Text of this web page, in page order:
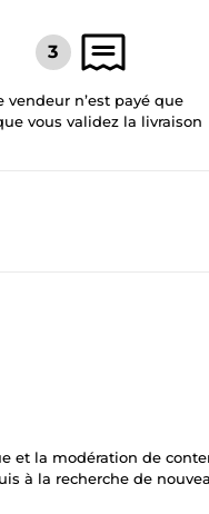
vendeur n’est payé que
vous validez la livraison
et la modération de
à la recherche de